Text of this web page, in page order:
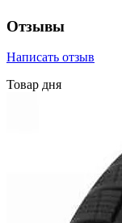
Отзывы
Написать отзыв
Товар дня